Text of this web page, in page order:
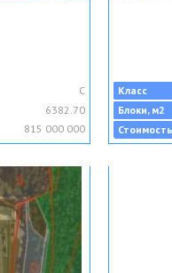
C
6382.70
815 000 000
Класс
Блоки, м2